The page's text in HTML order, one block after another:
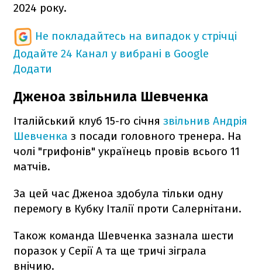
2024 року.
Не покладайтесь на випадок у стрічці
Додайте 24 Канал у вибрані в Google
Додати
Дженоа звільнила Шевченка
Італійський клуб 15-го січня звільнив Андрія
Шевченка з посади головного тренера. На
чолі "грифонів" українець провів всього 11
матчів.
За цей час Дженоа здобула тільки одну
перемогу в Кубку Італії проти Салернітани.
Також команда Шевченка зазнала шести
поразок у Серії А та ще тричі зіграла
внічию.